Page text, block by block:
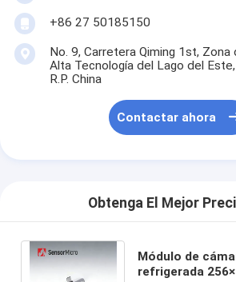
+86 27 50185150
No. 9, Carretera Qiming 1st,
Alta Tecnología del Lago del
R.P. China
Contactar ahora
Obtenga El Mejor
Módulo de
refrigerada